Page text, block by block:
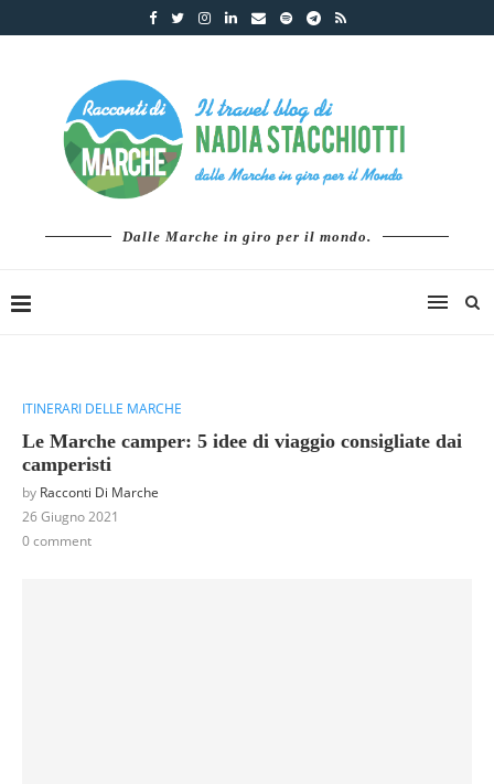
Dalle Marche in giro per il mondo.
ITINERARI DELLE MARCHE
Le Marche camper: 5 idee di viaggio consigliate dai
camperisti
by Racconti Di Marche
26 Giugno 2021
0 comment